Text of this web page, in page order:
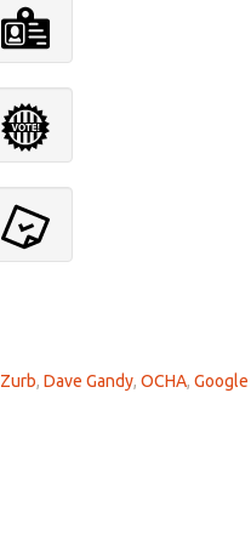
Zurb, Dave Gandy, OCHA, Google